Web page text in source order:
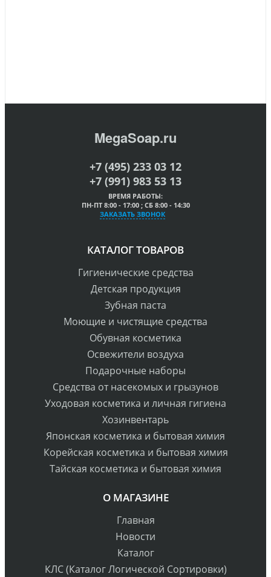
MegaSoap.ru
+7 (495) 233 03 12
+7 (991) 983 53 13
ВРЕМЯ РАБОТЫ:
ПН-ПТ 8:00 - 17:00 ; СБ 8:00 - 14:30
ЗАКАЗАТЬ ЗВОНОК
КАТАЛОГ ТОВАРОВ
Гигиенические средства
Детская продукция
Зубная паста
Моющие и чистящие средства
Обувная косметика
Освежители воздуха
Подарочные наборы
Средства от насекомых и грызунов
Уходовая косметика и личная гигиена
Хозинвентарь
Японская косметика и бытовая химия
Корейская косметика и бытовая химия
Тайская косметика и бытовая химия
О МАГАЗИНЕ
Главная
Новости
Каталог
КЛС (Каталог Логической Сортировки)